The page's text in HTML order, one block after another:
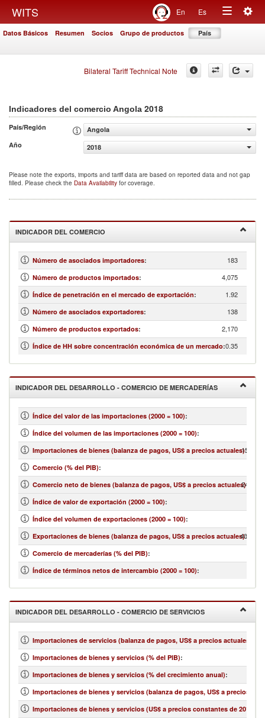
WITS En Es
Toggle
Datos Básicos Resumen Socios Grupo de productos País
Bilateral Tariff Technical Note
Indicadores del comercio Angola 2018
País/Región
Angola
Año
2018
Please note the exports, imports and tariff data are based on reported data and not gap
filled. Please check the Data Availability for coverage.
INDICADOR DEL COMERCIO
Número de asociados importadores: 183
Número de productos importados: 4,075
Índice de penetración en el mercado de exportación: 1.92
Número de asociados exportadores: 138
Número de productos exportados: 2,170
Índice de HH sobre concentración económica de un mercado:0.35
INDICADOR DEL DESARROLLO - COMERCIO DE MERCADERÍAS
Índice del valor de las importaciones (2000 = 100):
Índice del volumen de las importaciones (2000 = 100):
Importaciones de bienes (balanza de pagos, US$ a precios actuales):
Comercio (% del PIB):
Comercio neto de bienes (balanza de pagos, US$ a precios actuales):
Índice de valor de exportación (2000 = 100):
Índice del volumen de exportaciones (2000 = 100):
Exportaciones de bienes (balanza de pagos, US$ a precios actuales):
Comercio de mercaderías (% del PIB):
Índice de términos netos de intercambio (2000 = 100):
INDICADOR DEL DESARROLLO - COMERCIO DE SERVICIOS
Importaciones de servicios (balanza de pagos, US$ a precios actuales)
Importaciones de bienes y servicios (% del PIB):
Importaciones de bienes y servicios (% del crecimiento anual):
Importaciones de bienes y servicios (balanza de pagos, US$ a precios
Importaciones de bienes y servicios (US$ a precios constantes de 2010)